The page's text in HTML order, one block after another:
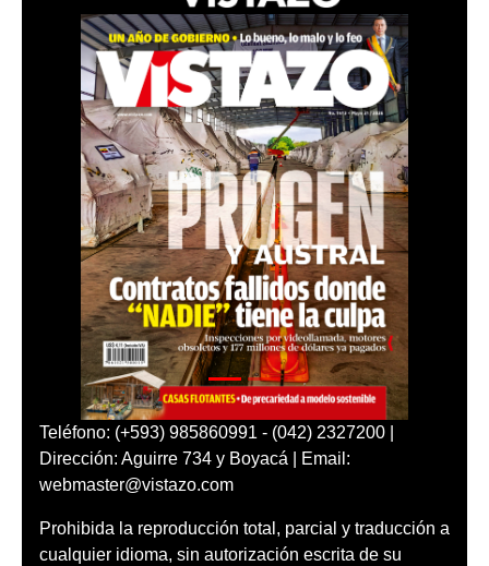
Teléfono: (+593) 985860991 - (042) 2327200 |
Dirección: Aguirre 734 y Boyacá | Email:
webmaster@vistazo.com
Prohibida la reproducción total, parcial y traducción a
cualquier idioma, sin autorización escrita de su